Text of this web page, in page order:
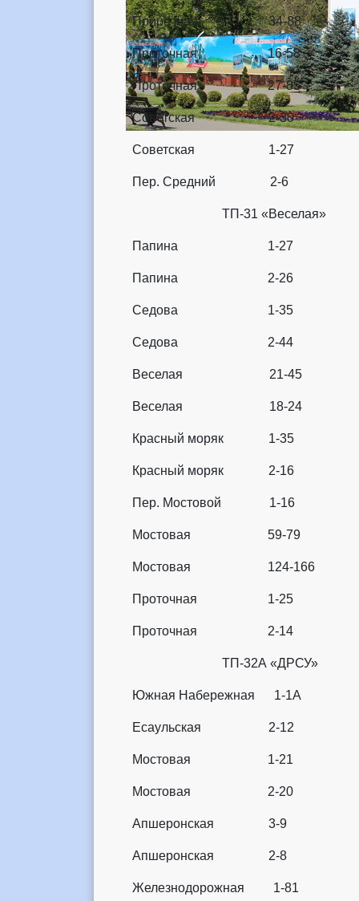
Приречная 34-88
Проточная 16-58
Проточная 27-85
Советская 2-30
Советская 1-27
Пер. Средний 2-6
ТП-31
Папина 1-27
Папина 2-26
Седова 1-35
Седова 2-44
Веселая 21-45
Веселая 18-24
Красный моряк 1-35
Красный моряк 2-16
Пер. Мостовой 1-16
Мостовая 59-79
Мостовая 124-166
Проточная 1-25
Проточная 2-14
ТП-32А «ДРСУ»
Южная Набережная 1-1А
Есаульская 2-12
Мостовая 1-21
Мостовая 2-20
Апшеронская 3-9
Апшеронская 2-8
Железнодорожная 1-81